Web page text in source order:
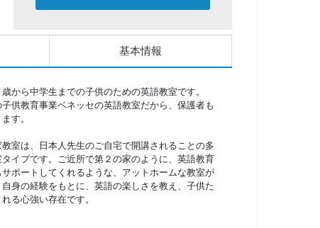
基本情報
から中学生までの子供のための英語教室です。
子供教育事業ベネッセの英語教室だから、保護者も
す。
室は、日本人先生のご自宅で開講されることの多
イプです。ご近所で第２の家のように、英語教育
ポートしてくれるような、アットホームな教室が
身の経験をもとに、英語の楽しさを教え、子供た
る心強い存在です。